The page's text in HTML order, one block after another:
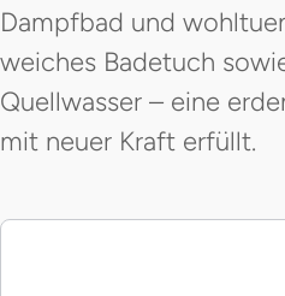
Dampfbad und
weiches Badetuch
Quellwasser – eine
mit neuer Kraft erfüllt.